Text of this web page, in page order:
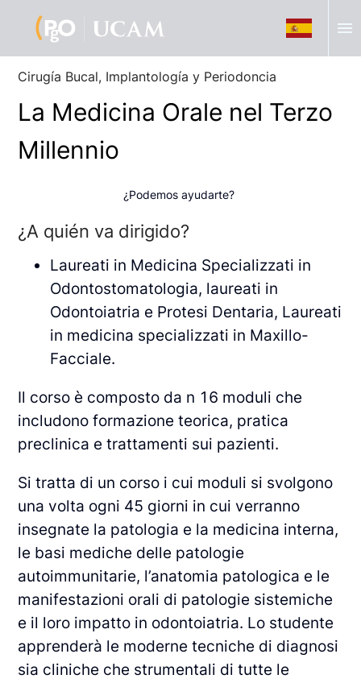
menu
Cirugía Bucal, Implantología y Periodoncia
La Medicina Orale nel Terzo
Millennio
¿Podemos ayudarte?
¿A quién va dirigido?
Laureati in Medicina Specializzati in
Odontostomatologia, laureati in
Odontoiatria e Protesi Dentaria, Laureati
in medicina specializzati in Maxillo-
Facciale.
Il corso è composto da n 16 moduli che
includono formazione teorica, pratica
preclinica e trattamenti sui pazienti.
Si tratta di un corso i cui moduli si svolgono
una volta ogni 45 giorni in cui verranno
insegnate la patologia e la medicina interna,
le basi mediche delle patologie
autoimmunitarie, l’anatomia patologica e le
manifestazioni orali di patologie sistemiche
e il loro impatto in odontoiatria. Lo studente
apprenderà le moderne tecniche di diagnosi
sia cliniche che strumentali di tutte le